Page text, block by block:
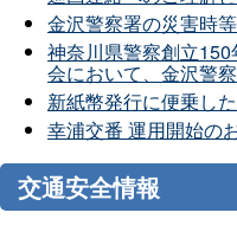
金沢警察署の災害時
神奈川県警察創立
会において、金沢警
新紙幣発行に便乗し
幸浦交番 運用開始の
交通安全情報